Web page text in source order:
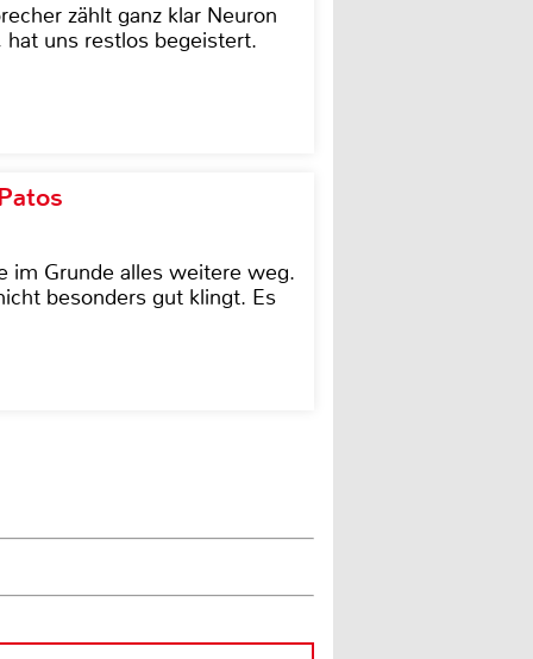
zählt ganz klar Neuron
uns restlos begeistert.
im Grunde alles weitere weg.
besonders gut klingt. Es